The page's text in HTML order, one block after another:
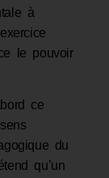
à
le pouvoir
ce
du
qu’un